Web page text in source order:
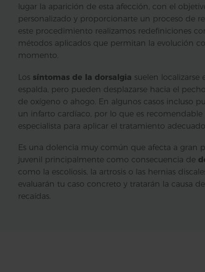
lugar la aparición de esta afección, con el
personalizado y proporcionarte un proceso de
este procedimiento realizamos redefiniciones
métodos aplicados que permitan la evolución
momento.
Los síntomas de la dorsalgia suelen localizarse
espalda, pero pueden desplazarse hacia el
de oxígeno o ahogo. En algunos casos incluso
un infarto cardíaco, por lo que es
especialista para aplicar el tratamiento adecuado.
Es una dolencia muy común que afecta a gran
juvenil principalmente como consecuencia de
como la escoliosis, la artrosis o las hernias
evaluarán tu caso concreto y tratarán la causa
recaídas.